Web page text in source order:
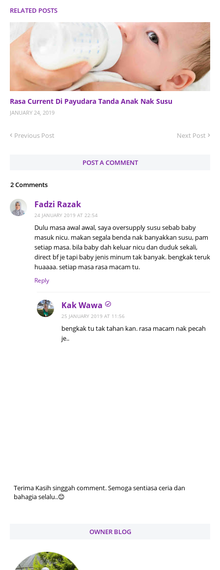
RELATED POSTS
Rasa Current Di Payudara Tanda Anak Nak Susu
JANUARY 24, 2019
Previous Post Next Post
POST A COMMENT
2 Comments
Fadzi Razak
24 JANUARY 2019 AT 22:54
Dulu masa awal awal, saya oversupply susu sebab baby
masuk nicu. makan segala benda nak banyakkan susu, pam
setiap masa. bila baby dah keluar nicu dan duduk sekali,
direct bf je tapi baby jenis minum tak banyak. bengkak teruk
huaaaa. setiap masa rasa macam tu.
Reply
Kak Wawa
25 JANUARY 2019 AT 11:56
bengkak tu tak tahan kan. rasa macam nak pecah
je..
Terima Kasih singgah comment. Semoga sentiasa ceria dan
bahagia selalu..😊
OWNER BLOG